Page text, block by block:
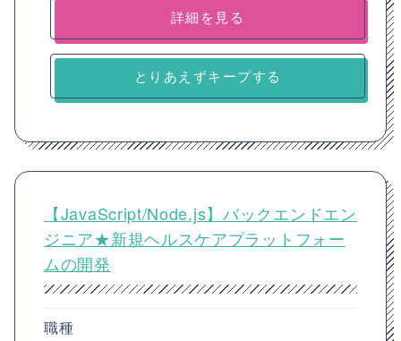
詳細を見る
とりあえずキープする
【JavaScript/Node.js】バックエンドエン
ジニア★新規ヘルスケアプラットフォー
ムの開発
職種